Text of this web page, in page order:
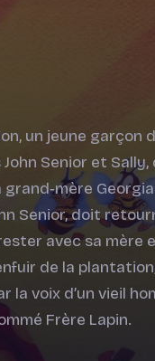
un jeune garçon
Senior et Sally,
Senior, doit
avec sa mère
de la
voix d’un vieil
Frère Lapin.